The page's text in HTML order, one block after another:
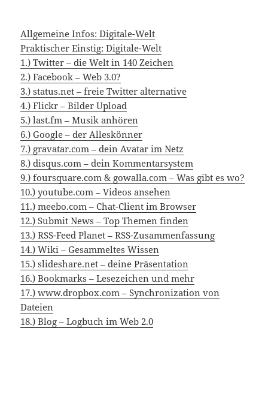
Allgemeine Infos: Digitale-Welt
Praktischer Einstig: Digitale-Welt
1.) Twitter – die Welt in 140 Zeichen
2.) Facebook – Web 3.0?
3.) status.net – freie Twitter alternative
4.) Flickr – Bilder Upload
5.) last.fm – Musik anhören
6.) Google – der Alleskönner
7.) gravatar.com – dein Avatar im Netz
8.) disqus.com – dein Kommentarsystem
9.) foursquare.com & gowalla.com – Was gibt es wo?
10.) youtube.com – Videos ansehen
11.) meebo.com – Chat-Client im Browser
12.) Submit News – Top Themen finden
13.) RSS-Feed Planet – RSS-Zusammenfassung
14.) Wiki – Gesammeltes Wissen
15.) slideshare.net – deine Präsentation
16.) Bookmarks – Lesezeichen und mehr
17.) www.dropbox.com – Synchronization von
Dateien
18.) Blog – Logbuch im Web 2.0